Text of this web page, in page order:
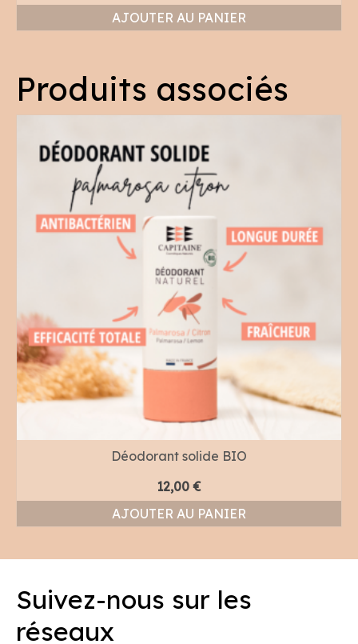
AJOUTER AU PANIER
Produits associés
Déodorant solide BIO
12,00 €
AJOUTER AU PANIER
Suivez-nous sur les
réseaux